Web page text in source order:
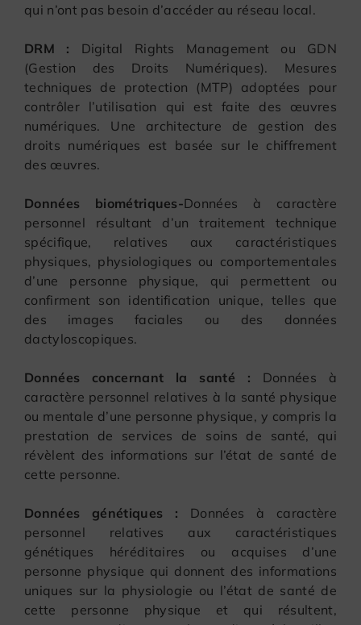
qui n’ont pas besoin d’accéder au réseau local.
DRM : Digital Rights Management ou GDN
(Gestion des Droits Numériques). Mesures
techniques de protection (MTP) adoptées pour
contrôler l’utilisation qui est faite des œuvres
numériques. Une architecture de gestion des
droits numériques est basée sur le chiffrement
des œuvres.
Données biométriques-Données à caractère
personnel résultant d’un traitement technique
spécifique, relatives aux caractéristiques
physiques, physiologiques ou comportementales
d’une personne physique, qui permettent ou
confirment son identification unique, telles que
des images faciales ou des données
dactyloscopiques.
Données concernant la santé : Données à
caractère personnel relatives à la santé physique
ou mentale d’une personne physique, y compris la
prestation de services de soins de santé, qui
révèlent des informations sur l’état de santé de
cette personne.
Données génétiques : Données à caractère
personnel relatives aux caractéristiques
génétiques héréditaires ou acquises d’une
personne physique qui donnent des informations
uniques sur la physiologie ou l’état de santé de
cette personne physique et qui résultent,